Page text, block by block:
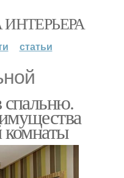
статьи
спальню.
комнаты